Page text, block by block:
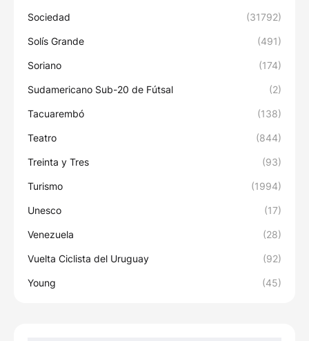
Sociedad (31792)
Solís Grande (491)
Soriano (174)
Sudamericano Sub-20 de Fútsal (2)
Tacuarembó (138)
Teatro (844)
Treinta y Tres (93)
Turismo (1994)
Unesco (17)
Venezuela (28)
Vuelta Ciclista del Uruguay (92)
Young (45)